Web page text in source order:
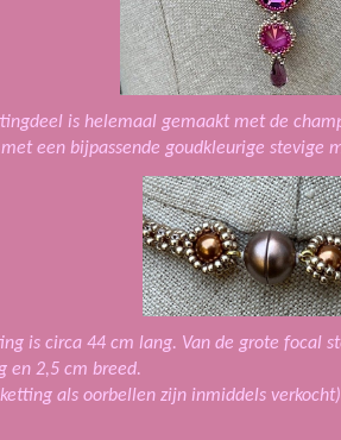
is helemaal gemaakt met de
een bijpassende goudkleurige stevige
is circa 44 cm lang. Van de grote focal
en 2,5 cm breed.
als oorbellen zijn inmiddels verkocht)